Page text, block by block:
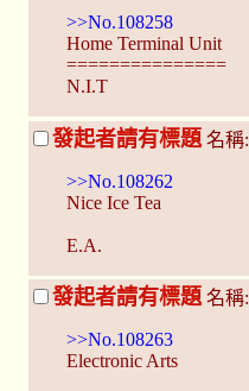
>>No.108258
Home Terminal Unit
===============
N.I.T
發起者請有標題 名稱:
>>No.108262
Nice Ice Tea
E.A.
發起者請有標題名稱:
>>No.108263
Electronic Arts